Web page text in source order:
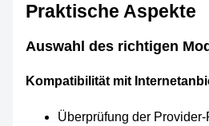
Praktische Aspekte
Auswahl des richtigen
Kompatibilität mit
Überprüfung der